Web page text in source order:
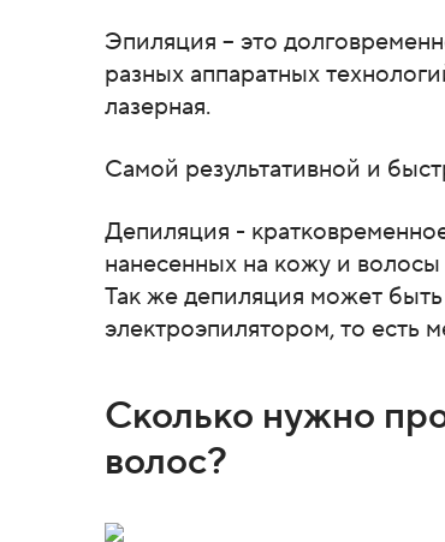
Эпиляция – это
разных аппаратных
лазерная.
Самой результативной и
Депиляция -
нанесенных на кожу и
Так же депиляция может
электроэпилятором, то есть
Сколько нужно
волос?